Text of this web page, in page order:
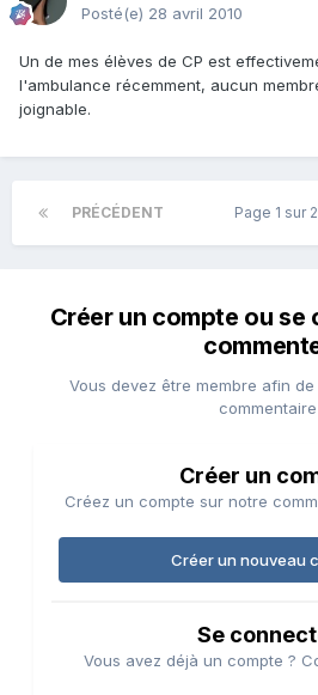
Posté(e) 28 avril 2010
Un de mes élèves de CP est
l'ambulance récemment, aucun
joignable.
PRÉCÉDENT Page 1 sur 2
Créer un compte ou
Vous devez être membre afin
commentaire
Créer un
Créez un compte sur notre
Créer un nouveau
Se
Vous avez déjà un compte ?